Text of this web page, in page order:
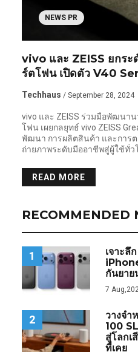
NEWS PR
vivo และ ZEISS ยกร
ร์ตโฟน เปิดตัว V40
Techhaus / September 28, 2024
vivo และ ZEISS ร่วมมือพัฒนา
โฟน เผยกลยุทธ์ vivo ZEISS
พัฒนา การผลิตสินค้า และการ
ถ่ายภาพระดับมืออาชีพสู่ผู้ใช้ทั่ว
READ MORE
RECOMMENDED
1
เจาะลึ
กันยา
7
2
วางจำ
100
สู่โลกเ
ที่เคย